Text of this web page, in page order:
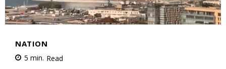
NATION
5 min. Read